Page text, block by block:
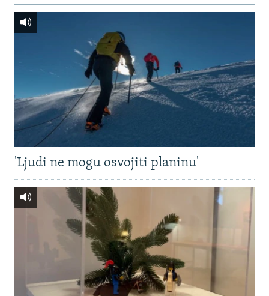
'Ljudi ne mogu osvojiti planinu'